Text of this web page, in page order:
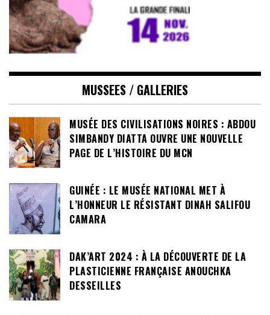
MUSSEES / GALLERIES
MUSÉE DES CIVILISATIONS NOIRES : ABDOU
SIMBANDY DIATTA OUVRE UNE NOUVELLE
PAGE DE L’HISTOIRE DU MCN
GUINÉE : LE MUSÉE NATIONAL MET À
L’HONNEUR LE RÉSISTANT DINAH SALIFOU
CAMARA
DAK’ART 2024 : À LA DÉCOUVERTE DE LA
PLASTICIENNE FRANÇAISE ANOUCHKA
DESSEILLES